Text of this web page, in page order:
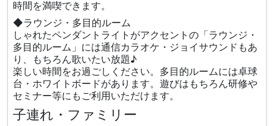
時間を満喫できます。
◆ラウンジ・多目的ルーム
しゃれたペンダントライトがアクセントの「ラウンジ・
多目的ルーム」には通信カラオケ・ジョイサウンドもあ
り、もちろん歌いたい放題♪
楽しい時間をお過ごしください。多目的ルームには卓球
台・ホワイトボードがあります。遊びはもちろん研修や
セミナー等にもご利用いただけます。
子連れ・ファミリー